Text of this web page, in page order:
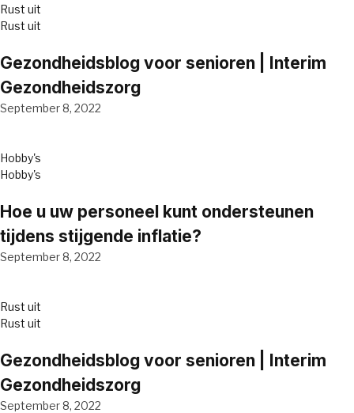
Rust uit
Rust uit
Gezondheidsblog voor senioren | Interim
Gezondheidszorg
September 8, 2022
Hobby's
Hobby's
Hoe u uw personeel kunt ondersteunen
tijdens stijgende inflatie?
September 8, 2022
Rust uit
Rust uit
Gezondheidsblog voor senioren | Interim
Gezondheidszorg
September 8, 2022